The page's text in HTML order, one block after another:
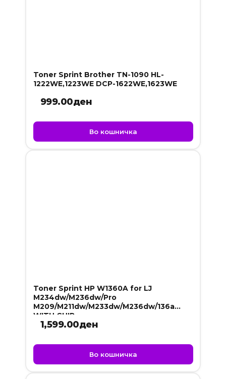
Toner Sprint Brother TN-1090 HL-
1222WE,1223WE DCP-1622WE,1623WE
999.00ден
Во кошничка
Toner Sprint HP W1360A for LJ
M234dw/M236dw/Pro
M209/M211dw/M233dw/M236dw/136a
WITH CHIP
1,599.00ден
Во кошничка